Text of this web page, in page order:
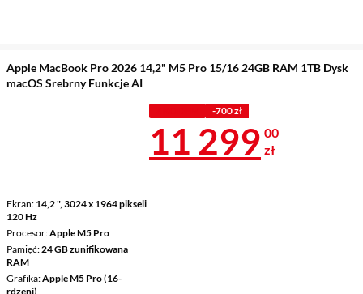
Apple MacBook Pro 2026 14,2" M5 Pro 15/16 24GB RAM 1TB Dysk
macOS Srebrny Funkcje AI
Ekran 14,2 ", 3024 x 1964 pikseli
120 Hz
Procesor Apple M5 Pro
Pamięć 24 GB zunifikowana
RAM
Grafika Apple M5 Pro (16-
rdzeni)
-700 zł
Cena 11 299
11 299 00
zł